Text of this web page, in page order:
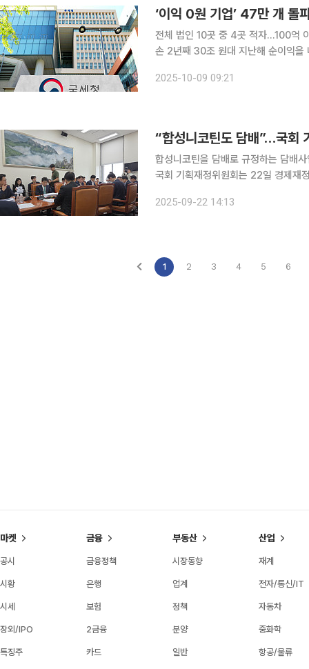
‘이익 0원 기업’ 47만 개 돌
전체 법인 10곳 중 4곳 적자…100억
손 2년째 30조 원대 지난해 순이익을 내지 못한 기업이 47만 개를 넘어서며 관련 통계 집계 이후
적자 신고를 한 셈이다. 반면 100억
2025-10-09 09:21
“합성니코틴도 담배”…국회
합성니코틴을 담배로 규정하는 담배
국회 기획재정위원회는 22일 경제재
2025-09-22 14:13
1 2 3 4 5 6
마켓
공시
시황
시세
장외/IPO
특징주
금융
금융정책
은행
보험
2금융
카드
부동산
시장동향
업계
정책
분양
일반
산업
재계
전자/통신/IT
자동차
중화학
항공/물류